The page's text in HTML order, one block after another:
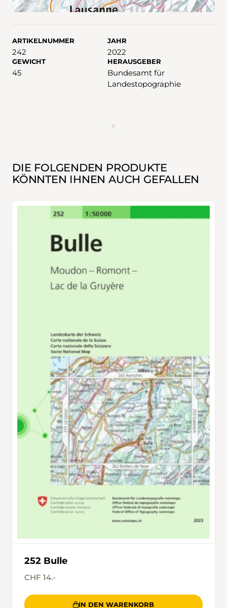
ARTIKELNUMMER
242
JAHR
2022
GEWICHT
45
HERAUSGEBER
Bundesamt für
Landestopographie
DIE FOLGENDEN PRODUKTE
KÖNNTEN IHNEN AUCH GEFALLEN
252 Bulle
CHF 14.-
IN DEN WARENKORB